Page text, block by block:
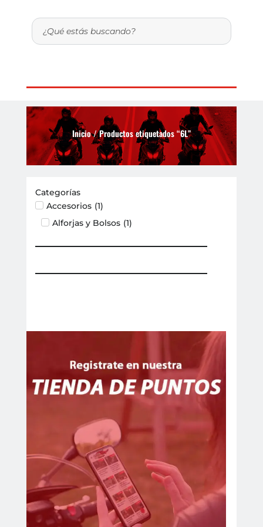
Inicio/ Productos etiquetados “6L”
Categorías
Accesorios (1)
Alforjas y Bolsos (1)